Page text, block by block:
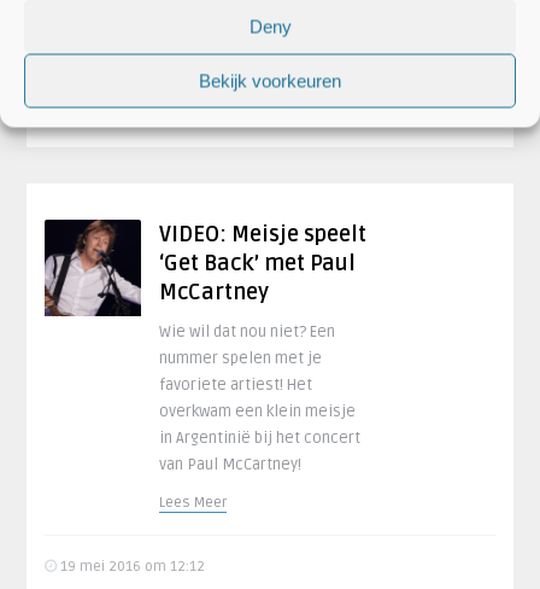
Deny
Bekijk voorkeuren
25 mei 2016 om 15:17
VIDEO: Meisje speelt
‘Get Back’ met Paul
McCartney
Wie wil dat nou niet? Een
nummer spelen met je
favoriete artiest! Het
overkwam een klein meisje
in Argentinië bij het concert
van Paul McCartney!
Lees Meer
19 mei 2016 om 12:12